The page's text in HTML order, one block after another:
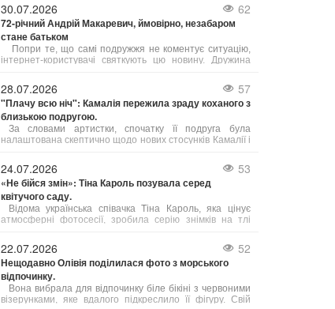
30.07.2026 62
72-річний Андрій Макаревич, ймовірно, незабаром
стане батьком
Попри те, що самі подружжя не коментує ситуацію,
інтернет-користувачі святкують цю новину. Дружина
чутками, вагітна, що означатиме п’яте дитя у родині
Андрія Макаревича.
28.07.2026 57
"Плачу всю ніч": Камалія пережила зраду коханого з
близькою подругою.
За словами артистки, спочатку її подруга була
налаштована скептично щодо нових стосунків Камалії і
цим чоловіком. Проте потім сама подруга звернулася
до нього за допомогою.
24.07.2026 53
«Не бійся змін»: Тіна Кароль позувала серед
квітучого саду.
Відома українська співачка Тіна Кароль, яка цінує
атмосферні фотосесії, зробила серію знімків на тлі
22.07.2026 52
Нещодавно Олівія поділилася фото з морського
відпочинку.
Вона вибрала для відпочинку біле бікіні з червоними
візерунками, яке вдалого підкреслило її фігуру. Свій